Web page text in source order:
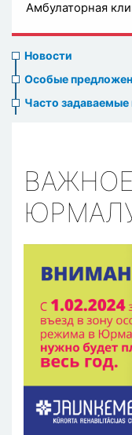
Амбулаторная
News
menu
Новости
Особые
Часто